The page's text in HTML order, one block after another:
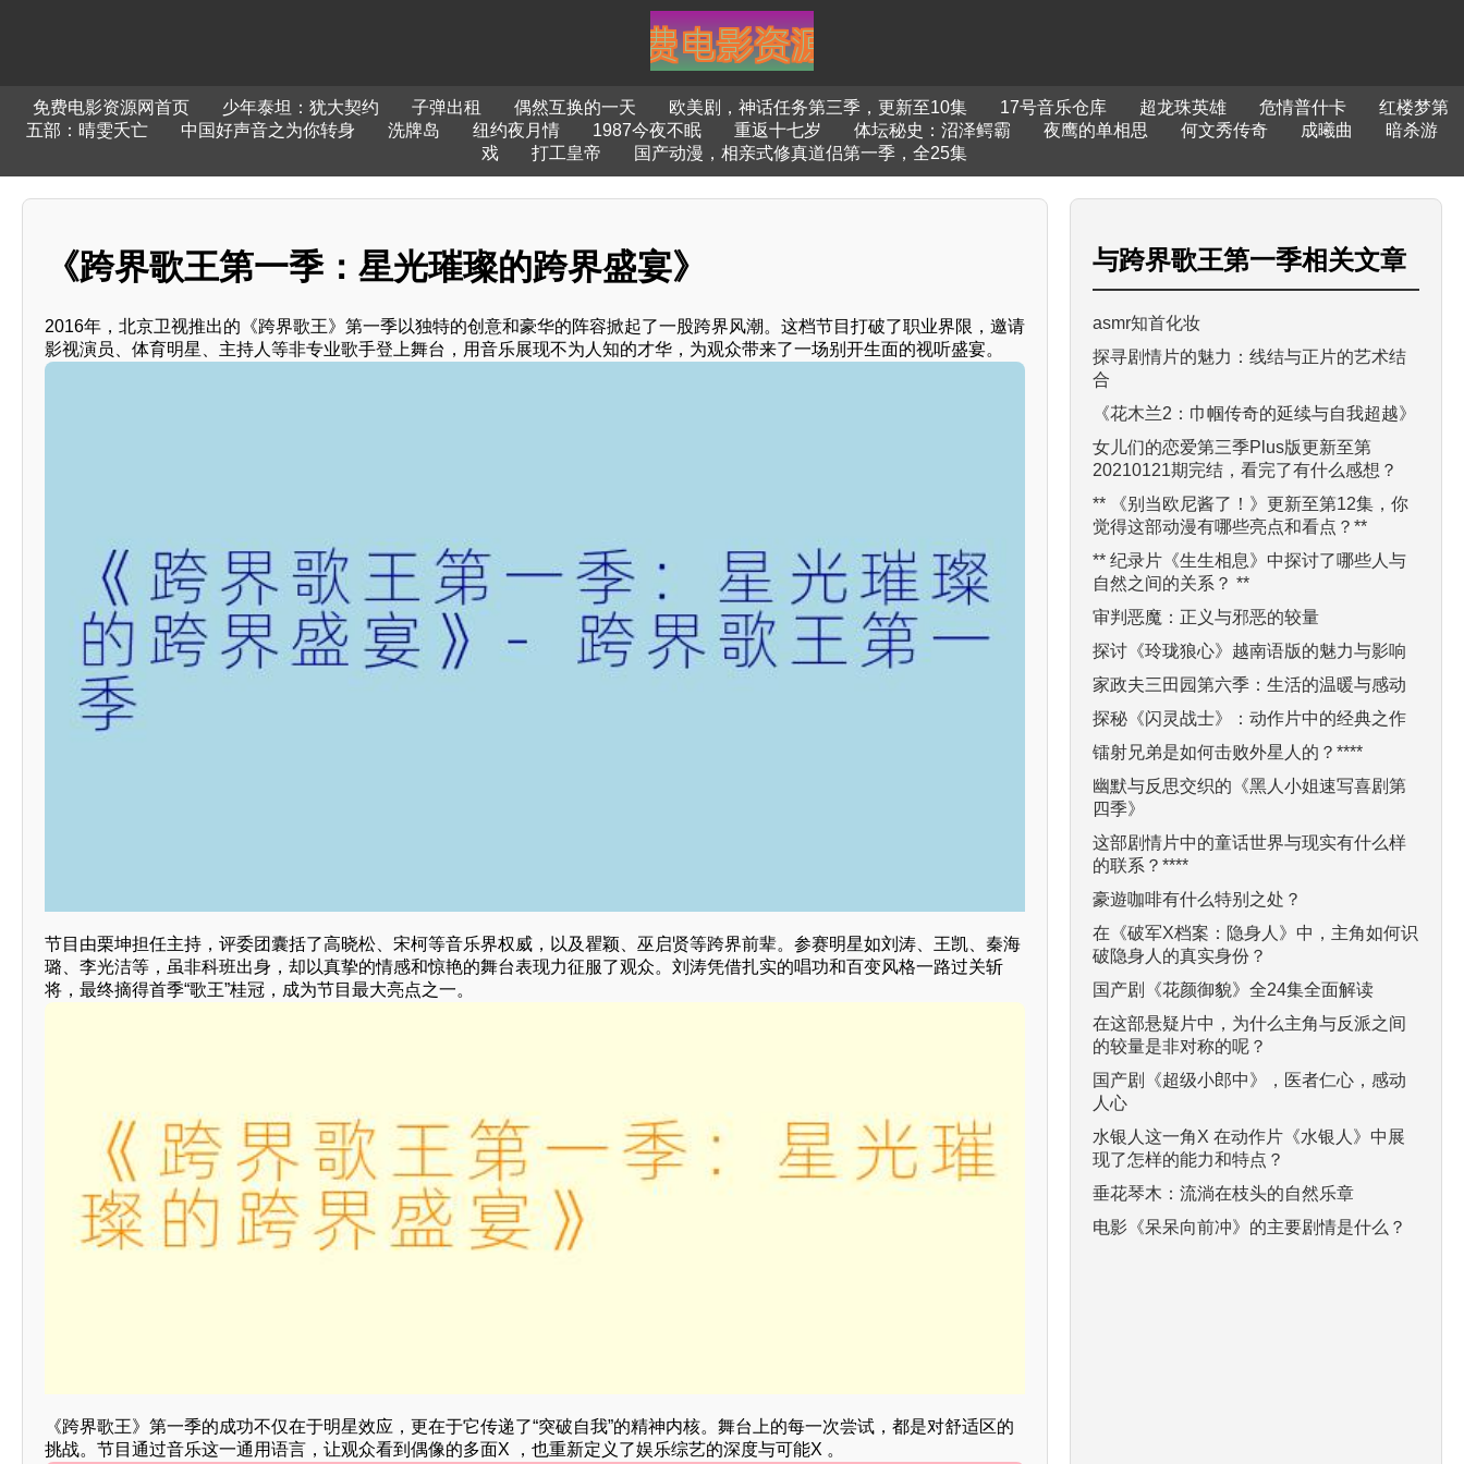
免费电影资源网首页 少年泰坦：犹大契约 子弹出租 偶然互换的一天 欧美剧，神话任务第三季，更新至10集 17号音乐仓库 超龙珠英雄 危情普什卡
红楼梦第
五部：晴雯夭亡
中国好声音之为你转身 洗牌岛 纽约夜月情 1987今夜不眠 重返十七岁 体坛秘史：沼泽鳄霸 夜鹰的单相思 何文秀传奇 成曦曲
暗杀游
戏
打工皇帝 国产动漫，相亲式修真道侣第一季，全25集
《跨界歌王第一季：星光璀璨的跨界盛宴》
2016年，北京卫视推出的《跨界歌王》第一季以独特的创意和豪华的阵容掀起了一股跨界风潮。这档节目打破了职业界限，邀请
影视演员、体育明星、主持人等非专业歌手登上舞台，用音乐展现不为人知的才华，为观众带来了一场别开生面的视听盛宴。
节目由栗坤担任主持，评委团囊括了高晓松、宋柯等音乐界权威，以及瞿颖、巫启贤等跨界前辈。参赛明星如刘涛、王凯、秦海
璐、李光洁等，虽非科班出身，却以真挚的情感和惊艳的舞台表现力征服了观众。刘涛凭借扎实的唱功和百变风格一路过关斩
将，最终摘得首季“歌王”桂冠，成为节目最大亮点之一。
《跨界歌王》第一季的成功不仅在于明星效应，更在于它传递了“突破自我”的精神内核。舞台上的每一次尝试，都是对舒适区的
挑战。节目通过音乐这一通用语言，让观众看到偶像的多面X ，也重新定义了娱乐综艺的深度与可能X 。
与跨界歌王第一季相关文章
asmr知首化妆
探寻剧情片的魅力：线结与正片的艺术结
合
《花木兰2：巾帼传奇的延续与自我超越》
女儿们的恋爱第三季Plus版更新至第
20210121期完结，看完了有什么感想？
** 《别当欧尼酱了！》更新至第12集，你
觉得这部动漫有哪些亮点和看点？**
** 纪录片《生生相息》中探讨了哪些人与
自然之间的关系？ **
审判恶魔：正义与邪恶的较量
探讨《玲珑狼心》越南语版的魅力与影响
家政夫三田园第六季：生活的温暖与感动
探秘《闪灵战士》：动作片中的经典之作
镭射兄弟是如何击败外星人的？****
幽默与反思交织的《黑人小姐速写喜剧第
四季》
这部剧情片中的童话世界与现实有什么样
的联系？****
豪遊咖啡有什么特别之处？
在《破军X档案：隐身人》中，主角如何识
破隐身人的真实身份？
国产剧《花颜御貌》全24集全面解读
在这部悬疑片中，为什么主角与反派之间
的较量是非对称的呢？
国产剧《超级小郎中》，医者仁心，感动
人心
水银人这一角X 在动作片《水银人》中展
现了怎样的能力和特点？
垂花琴木：流淌在枝头的自然乐章
电影《呆呆向前冲》的主要剧情是什么？